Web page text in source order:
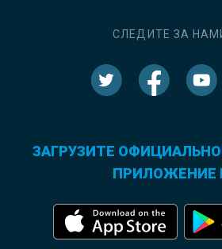
СЛЕДИТЕ ЗА
ЗАГРУЗИТЕ
ПРИЛОЖЕНИЕ